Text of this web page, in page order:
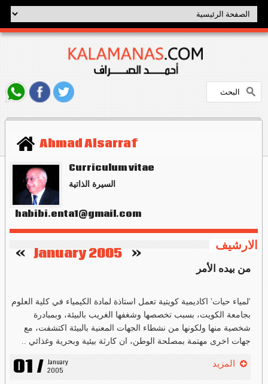
Ahmad Alsarraf
Curriculum vitae
السيرة الذاتية
habibi.enta1@gmail.com
الارشيف «
January 2005
»
من بيده الأمر
'لمياء حيات' اكاديمية كويتية تعمل استاذة لمادة الكيمياء في كلية العلوم
بجامعة الكويت، بسبب تخصصها وشغفها الغريب بالبيئة، وبمبادرة
شخصية منها ولكونها من نشطاء الجهات المعنية بالبيئة اكتشفت، مع
جهات اخرى مهتمة بمصلحة الوطن، ان كارثة بيئية وبحرية وغذائي ..
01 / January
2005
المزيد